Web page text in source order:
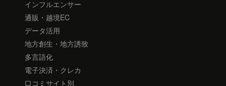
インフルエンサー
通販・越境EC
データ活用
地方創生・地方誘致
多言語化
電子決済・クレカ
口コミサイト別